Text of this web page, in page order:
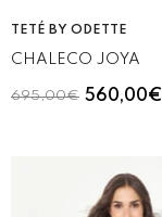
VENDEDOR:
TETÉ BY ODETTE
CHALECO JOYA
695,00€ 560,00€